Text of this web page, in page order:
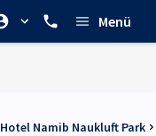
Menü
Hotel Namib Naukluft Park